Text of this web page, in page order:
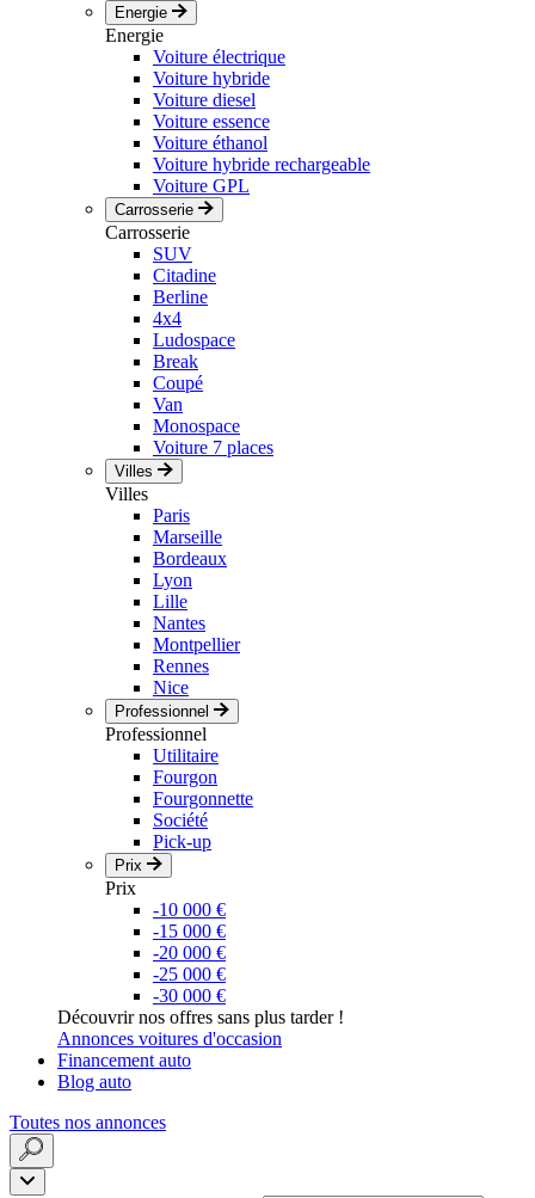
Energie
Energie
Voiture électrique
Voiture hybride
Voiture diesel
Voiture essence
Voiture éthanol
Voiture hybride rechargeable
Voiture GPL
Carrosserie
Carrosserie
SUV
Citadine
Berline
4x4
Ludospace
Break
Coupé
Van
Monospace
Voiture 7 places
Villes
Villes
Paris
Marseille
Bordeaux
Lyon
Lille
Nantes
Montpellier
Rennes
Nice
Professionnel
Professionnel
Utilitaire
Fourgon
Fourgonnette
Société
Pick-up
Prix
Prix
-10 000 €
-15 000 €
-20 000 €
-25 000 €
-30 000 €
Découvrir nos offres sans plus tarder !
Annonces voitures d'occasion
Financement auto
Blog auto
Toutes nos annonces